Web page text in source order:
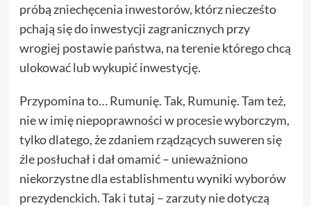
próbą zniechęcenia inwestorów, którz niecześto
pchają się do inwestycji zagranicznych przy
wrogiej postawie państwa, na terenie którego chcą
ulokować lub wykupić inwestycję.
Przypomina to… Rumunię. Tak, Rumunię. Tam też,
nie w imię niepoprawności w procesie wyborczym,
tylko dlatego, że zdaniem rządzących suweren się
źle posłuchał i dał omamić – unieważniono
niekorzystne dla establishmentu wyniki wyborów
prezydenckich. Tak i tutaj – zarzuty nie dotyczą